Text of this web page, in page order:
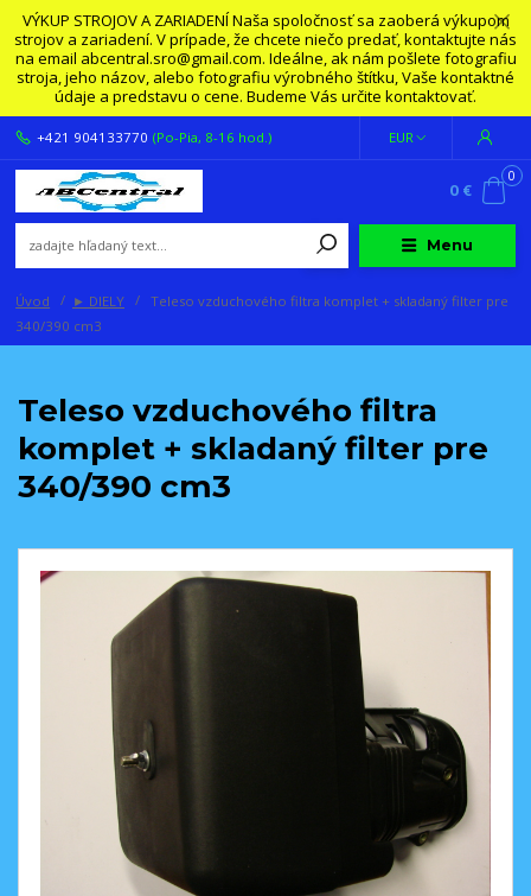
VÝKUP STROJOV A ZARIADENÍ Naša spoločnosť sa zaoberá výkupom
strojov a zariadení. V prípade, že chcete niečo predať, kontaktujte nás
na email abcentral.sro@gmail.com. Ideálne, ak nám pošlete fotografiu
stroja, jeho názov, alebo fotografiu výrobného štítku, Vaše kontaktné
údaje a predstavu o cene. Budeme Vás určite kontaktovať.
Menu
EUR
+421 904133770 (Po-Pia, 8-16 hod.)
0
0 €
Úvod ► DIELY
Teleso vzduchového filtra komplet + skladaný filter pre
340/390 cm3
Teleso vzduchového filtra
komplet + skladaný filter pre
340/390 cm3